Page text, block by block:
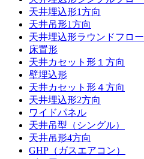
天井埋込形1方向
天井吊形1方向
天井埋込形ラウンドフロー
床置形
天井カセット形１方向
壁埋込形
天井カセット形４方向
天井埋込形2方向
ワイドパネル
天井吊型（シングル）
天井吊形4方向
GHP（ガスエアコン）